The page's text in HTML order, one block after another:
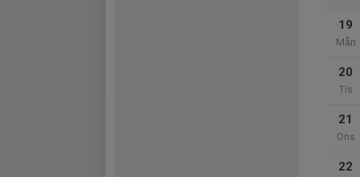
19
Mån
20
Tis
21
Ons
22